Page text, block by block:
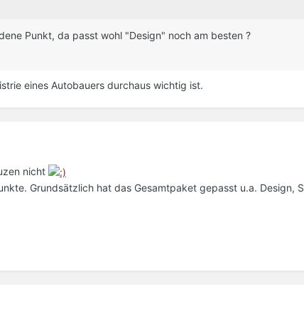
Punkt, da passt wohl "Design" noch am besten ?
eines Autobauers durchaus wichtig ist.
nicht
Grundsätzlich hat das Gesamtpaket gepasst u.a. Design,